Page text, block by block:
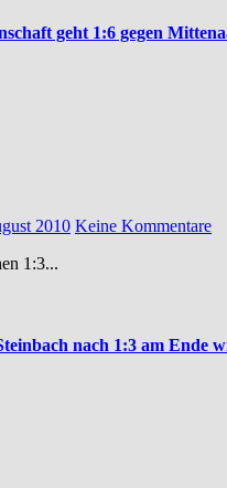
geht 1:6 gegen
2010 Keine Kommentare
1:3...
nach 1:3 am Ende